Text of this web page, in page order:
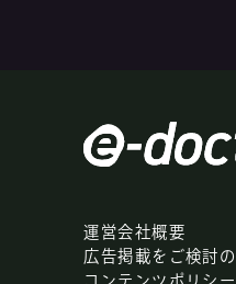
運営会社概要
広告掲載をご検討
コンテンツポリシー